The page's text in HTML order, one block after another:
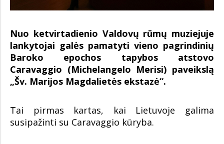
Nuo ketvirtadienio Valdovų rūmų muziejuje
lankytojai galės pamatyti vieno pagrindinių
Baroko epochos tapybos atstovo
Caravaggio (Michelangelo Merisi) paveikslą
„Šv. Marijos Magdalietės ekstazė“.
Tai pirmas kartas, kai Lietuvoje galima
susipažinti su Caravaggio kūryba.